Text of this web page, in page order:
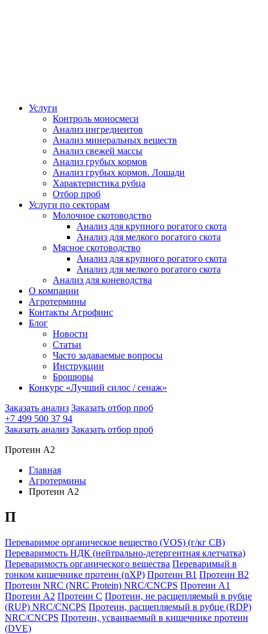
Услуги
Контроль моносмеси
Анализ ингредиентов
Анализ минеральных веществ
Анализ свежей массы
Анализ грубых кормов
Анализ грубых кормов. Лошади
Характеристика рубца
Отбор проб
Услуги по секторам
Молочное скотоводство
Анализ для крупного рогатого скота
Анализ для мелкого рогатого скота
Мясное скотоводство
Анализ для крупного рогатого скота
Анализ для мелкого рогатого скота
Анализ для коневодства
О компании
Агротермины
Контакты Агрофинс
Блог
Новости
Статьи
Часто задаваемые вопросы
Инструкции
Брошюры
Конкурс «Лучший силос / сенаж»
Заказать анализ Заказать отбор проб
+7 499 500 37 94
Заказать анализ Заказать отбор проб
Протеин А2
Главная
Агротермины
Протеин А2
П
Переваримое органическое вещество (VOS) (г/кг СВ)
Переваримость НДК (нейтрально-детергентная клетчатка)
Переваримость органического вещества Переваримый в
тонком кишечнике протеин (nXP) Протеин B1 Протеин B2
Протеин NRC (NRC Protein) NRC/CNCPS Протеин А1
Протеин А2 Протеин С Протеин, не расщепляемый в рубце
(RUP) NRC/CNCPS Протеин, расщепляемый в рубце (RDP)
NRC/CNCPS Протеин, усваиваемый в кишечнике протеин
(DVE)